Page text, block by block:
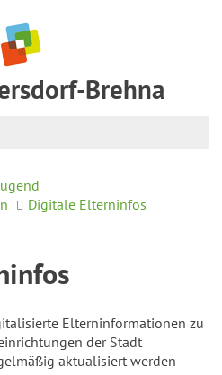
Brehna
Digitale Elterninfos
Elterninformationen zu
der Stadt
aktualisiert werden